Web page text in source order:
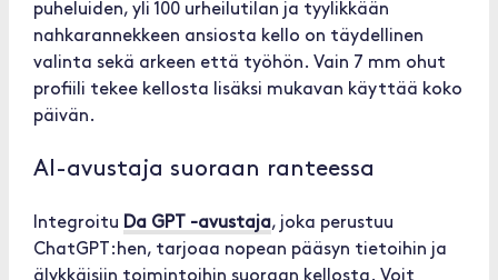
puheluiden, yli 100 urheilutilan ja tyylikkään
nahkarannekkeen ansiosta kello on täydellinen
valinta sekä arkeen että työhön. Vain 7 mm ohut
profiili tekee kellosta lisäksi mukavan käyttää koko
päivän.
AI-avustaja suoraan ranteessa
Integroitu Da GPT -avustaja, joka perustuu
ChatGPT:hen, tarjoaa nopean pääsyn tietoihin ja